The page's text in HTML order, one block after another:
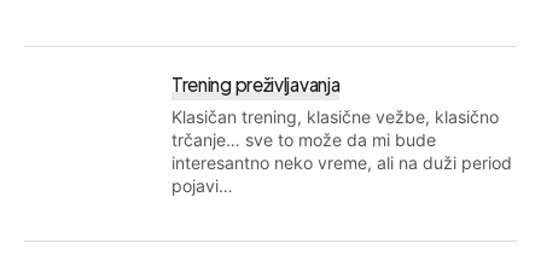
Trening preživljavanja
Klasičan trening, klasične vežbe, klasično
trčanje… sve to može da mi bude
interesantno neko vreme, ali na duži period
pojavi…